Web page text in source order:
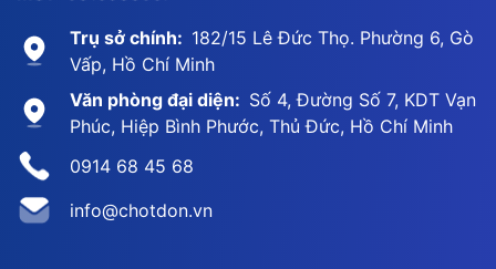
Trụ sở chính: 182/15 Lê Đức Thọ. Phường 6, Gò
Vấp, Hồ Chí Minh
Văn phòng đại diện: Số 4, Đường Số 7, KDT Vạn
Phúc, Hiệp Bình Phước, Thủ Đức, Hồ Chí Minh
0914 68 45 68
info@chotdon.vn